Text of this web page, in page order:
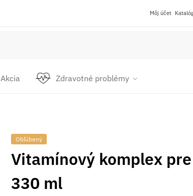
Môj účet
Akcia Zdravotné problémy
Obľúbený
Vitamínový komplex
330 ml